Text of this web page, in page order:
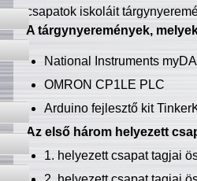
csapatok iskoláit
A tárgynyeremények,
National Instruments
OMRON CP1LE PLC
Arduino fejlesztő kit
Az első három helyezett
1. helyezett csapat tagjai